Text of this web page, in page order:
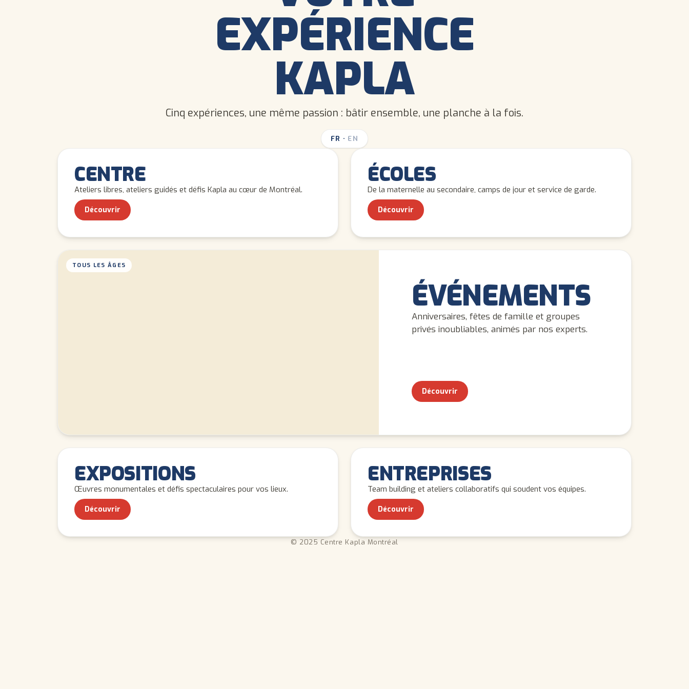
EXPÉRIENCE
KAPLA
Cinq expériences, une même passion : bâtir ensemble, une planche à la fois.
FR · EN
CENTRE
Ateliers libres, ateliers guidés et défis Kapla au cœur de Montréal.
Découvrir
ENFANTS
ÉCOLES
De la maternelle au secondaire, camps de jour et service de garde.
Découvrir
TOUS LES ÂGES
ÉVÉNEMENTS
Anniversaires, fêtes de famille et groupes
privés inoubliables, animés par nos experts.
Découvrir
EXPOSITIONS
Œuvres monumentales et défis spectaculaires pour vos lieux.
Découvrir
ENTREPRISES
Team building et ateliers collaboratifs qui soudent vos équipes.
Découvrir
© 2025 Centre Kapla Montréal